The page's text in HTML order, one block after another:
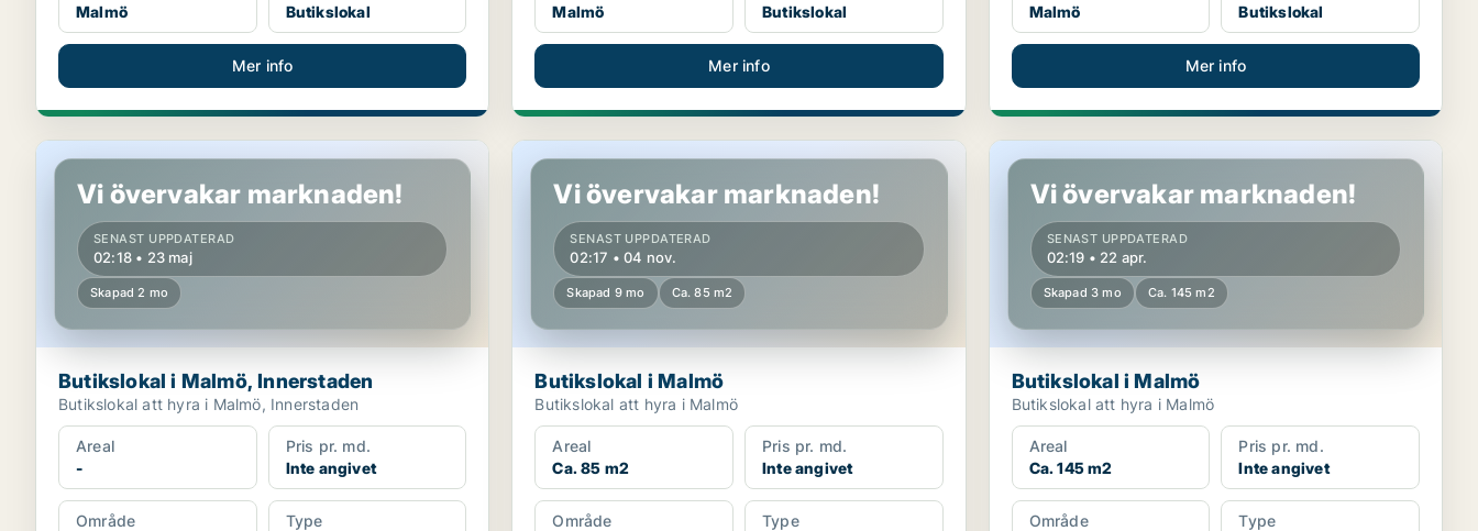
Malmö
Butikslokal
Mer info
Malmö
Butikslokal
Mer info
Malmö
Butikslokal
Mer info
Butikslokal i Malmö, Innerstaden
Vi övervakar marknaden!
SENAST UPPDATERAD
02:18 • 23 maj
Skapad 2 mo
Butikslokal i Malmö, Innerstaden
Butikslokal att hyra i Malmö, Innerstaden
Areal
-
Pris pr. md.
Inte angivet
Område
Type
Butikslokal i Malmö
Vi övervakar marknaden!
SENAST UPPDATERAD
02:17 • 04 nov.
Skapad 9 mo Ca. 85 m2
Butikslokal i Malmö
Butikslokal att hyra i Malmö
Areal
Ca. 85 m2
Pris pr. md.
Inte angivet
Område
Type
Butikslokal i Malmö
Vi övervakar marknaden!
SENAST UPPDATERAD
02:19 • 22 apr.
Skapad 3 mo Ca. 145 m2
Butikslokal i Malmö
Butikslokal att hyra i Malmö
Areal
Ca. 145 m2
Pris pr. md.
Inte angivet
Område
Type